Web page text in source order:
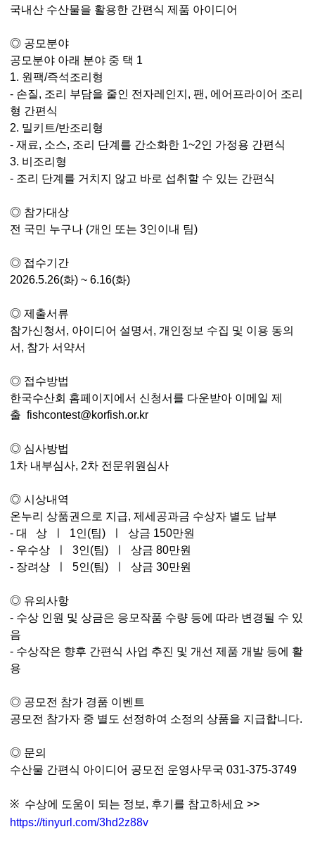
국내산 수산물을 활용한 간편식 제품 아이디어
◎ 공모분야
공모분야 아래 분야 중 택 1
1. 원팩/즉석조리형
- 손질, 조리 부담을 줄인 전자레인지 , 팬, 에어프라이어 조리
형 간편식
2. 밀키트/반조리형
- 재료, 소스, 조리 단계를 간소화한 1~2인 가정용 간편식
3. 비조리형
- 조리 단계를 거치지 않고 바로 섭취할 수 있는 간편식
◎ 참가대상
전 국민 누구나 (개인 또는 3인이내 팀)
◎ 접수기간
2026.5.26(화) ~ 6.16(화)
◎ 제출서류
참가신청서 , 아이디어 설명서 , 개인정보 수집 및 이용 동의
서 , 참가 서약서
◎ 접수방법
한국수산회 홈페이지에서 신청서를 다운받아 이메일 제
출 fishcontest@korfish.or.kr
◎ 심사방법
1차 내부심사, 2차 전문위원심사
◎ 시상내역
온누리 상품권으로 지급, 제세공과금 수상자 별도 납부
- 대 상 1인(팀) 상금 150만원
- 우수상 3인(팀) 상금 80만원
- 장려상 5인(팀) 상금 30만원
◎ 유의사항
- 수상 인원 및 상금은 응모작품 수량 등에 따라 변경될 수 있
음
- 수상작은 향후 간편식 사업 추진 및 개선 제품 개발 등에
활
용
◎ 공모전 참가 경품 이벤트
공모전 참가자 중 별도 선정하여 소정의 상품을 지급합니다.
◎ 문의
수산물 간편식 아이디어 공모전 운영사무국 031-375-3749
※ 수상에 도움이 되는 정보, 후기를 참고하세요 >>
https://tinyurl.com/3hd2z88v